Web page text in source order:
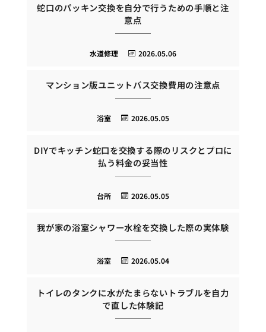
蛇口のパッキン交換を自分で行うための手順と注
意点
2026.05.06
水道修理
マンション版ユニットバス交換費用の注意点
2026.05.05
浴室
DIYでキッチン蛇口を交換する際のリスクとプロに
払う料金の妥当性
2026.05.05
台所
我が家の浴室シャワー水栓を交換した際の実体験
2026.05.04
浴室
トイレのタンクに水がたまらないトラブルを自力
で直した体験記